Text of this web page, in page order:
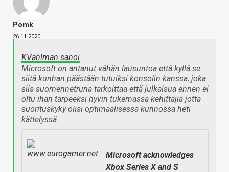
Pomk
26.11.2020
KVahlman sanoi
Microsoft on antanut vähän lausuntoa että kyllä se
siitä kunhan päästään tutuiksi konsolin kanssa, joka
siis suomennetruna tarkoittaa että julkaisua ennen ei
oltu ihan tarpeeksi hyvin tukemassa kehittäjiä jotta
suorituskyky olisi optimaalisessa kunnossa heti
kättelyssä.
Microsoft acknowledges
Xbox Series X and S